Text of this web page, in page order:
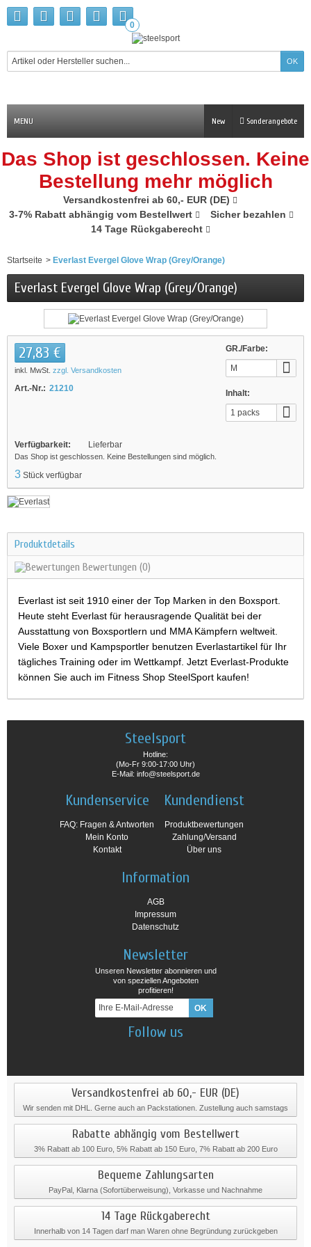
0
MENU Sonderangebote
New
Das Shop ist geschlossen. Keine
Bestellung mehr möglich
Versandkostenfrei ab 60,- EUR (DE)
3-7% Rabatt abhängig vom Bestellwert
Sicher bezahlen
14 Tage Rückgaberecht
Startseite > Everlast Evergel Glove Wrap (Grey/Orange)
Everlast Evergel Glove Wrap (Grey/Orange)
GR./Farbe:
M
Inhalt:
1 packs
27,83 €
inkl. MwSt. zzgl. Versandkosten
Art.-Nr.: 21210
Verfügbarkeit: Lieferbar
Das Shop ist geschlossen. Keine Bestellungen sind möglich.
3 Stück verfügbar
Produktdetails
Bewertungen (0)
Everlast ist seit 1910 einer der Top Marken in den Boxsport.
Heute steht Everlast für herausragende Qualität bei der
Ausstattung von Boxsportlern und MMA Kämpfern weltweit.
Viele Boxer und Kampsportler benutzen Everlastartikel für Ihr
tägliches Training oder im Wettkampf. Jetzt Everlast-Produkte
können Sie auch im Fitness Shop SteelSport kaufen!
Steelsport
Hotline:
(Mo-Fr 9:00-17:00 Uhr)
E-Mail: info@steelsport.de
Kundenservice
FAQ: Fragen & Antworten
Mein Konto
Kontakt
Kundendienst
Produktbewertungen
Zahlung/Versand
Über uns
Information
AGB
Impressum
Datenschutz
Newsletter
Unseren Newsletter abonnieren und
von speziellen Angeboten
profitieren!
Follow us
Versandkostenfrei ab 60,- EUR (DE)
Wir senden mit DHL. Gerne auch an Packstationen. Zustellung auch samstags
Rabatte abhängig vom Bestellwert
3% Rabatt ab 100 Euro, 5% Rabatt ab 150 Euro, 7% Rabatt ab 200 Euro
Bequeme Zahlungsarten
PayPal, Klarna (Sofortüberweisung), Vorkasse und Nachnahme
14 Tage Rückgaberecht
Innerhalb von 14 Tagen darf man Waren ohne Begründung zurückgeben